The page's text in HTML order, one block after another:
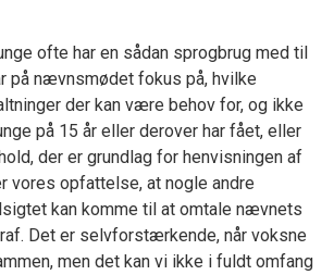
ofte har en sådan sprogbrug med til
på nævnsmødet fokus på, hvilke
der kan være behov for, og ikke
på 15 år eller derover har fået, eller
der er grundlag for henvisningen af
vores opfattelse, at nogle andre
kan komme til at omtale nævnets
Det er selvforstærkende, når voksne
men det kan vi ikke i fuldt omfang